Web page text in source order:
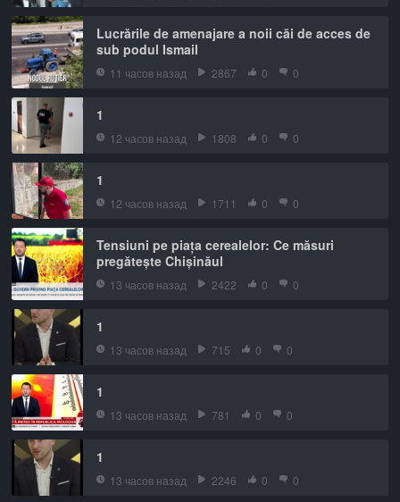
Lucrările de amenajare a noii căi de acces de
sub podul Ismail
11 часов назад 2867 0 0
1
12 часов назад 1808 0 0
1
12 часов назад 1711 0 0
Tensiuni pe piața cerealelor: Ce măsuri
pregătește Chișinăul
13 часов назад 2422 0 0
1
13 часов назад 715 0 0
1
13 часов назад 781 0 0
1
13 часов назад 2246 0 0